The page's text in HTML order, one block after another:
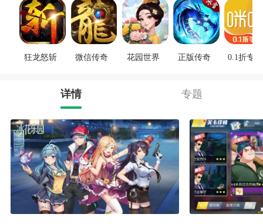
狂龙怒斩 微信传奇 花园世界 正版传奇 0.1折专区
详情 专题